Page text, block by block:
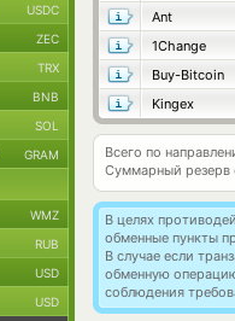
Ant
1Change
Buy-Bitcoin
Kingex
Всего по
Суммарный резерв
В целях
обменные пункты
В случае если
обменную
соблюдения
USDC
ZEC
TRX
BNB
SOL
GRAM
WMZ
RUB
USD
USD